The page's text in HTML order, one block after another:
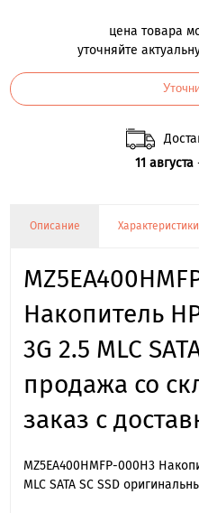
цена товара
уточняйте
11 августа
Описание Характеристики
Накопитель
3G 2.5 MLC
продажа со
заказ с
MZ5EA400HMFP-000H3
MLC SATA SC SSD